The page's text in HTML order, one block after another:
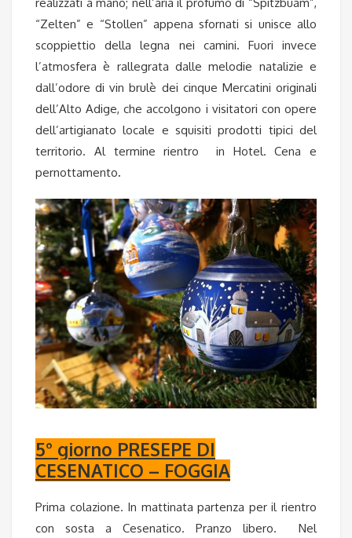
“Zelten” e “Stollen” appena sfornati si unisce allo
scoppiettio della legna nei camini. Fuori invece
l’atmosfera è rallegrata dalle melodie natalizie e
dall’odore di vin brulè dei cinque Mercatini originali
dell’Alto Adige, che accolgono i visitatori con opere
dell’artigianato locale e squisiti prodotti tipici del
territorio. Al termine rientro in Hotel. Cena e
pernottamento.
5° giorno PRESEPE DI
CESENATICO – FOGGIA
Prima colazione. In mattinata partenza per il rientro
con sosta a Cesenatico. Pranzo libero. Nel